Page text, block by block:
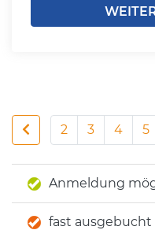
2 3 4 5
Anmeldung
fast ausgebucht